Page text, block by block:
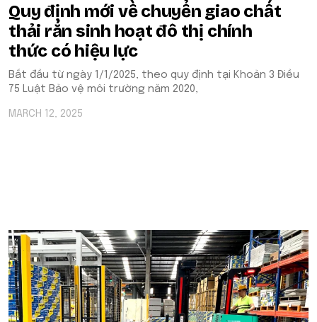
Quy định mới về chuyển giao chất
thải rắn sinh hoạt đô thị chính
thức có hiệu lực
Bắt đầu từ ngày 1/1/2025, theo quy định tại Khoản 3 Điều
75 Luật Bảo vệ môi trường năm 2020,
MARCH 12, 2025